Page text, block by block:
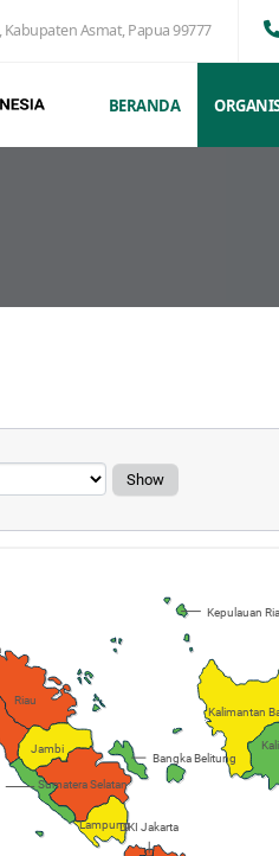
Kabupaten Asmat, Papua 99777
BERANDA